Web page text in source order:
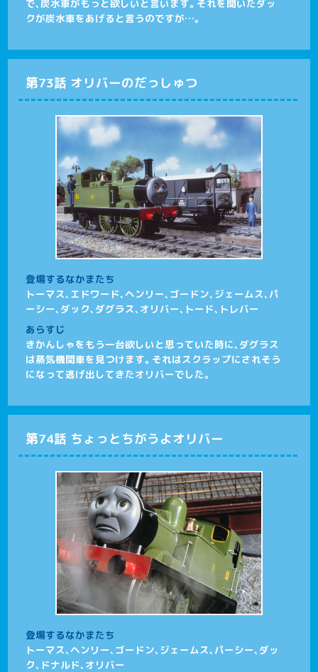
で、炭水車がもっと欲しいと言います。それを聞いたダッ
クが炭水車をあげると言うのですが…。
第73話 オリバーのだっしゅつ
登場するなかまたち
トーマス、エドワード、ヘンリー、ゴードン、ジェームス、パ
ーシー、ダック、ダグラス、オリバー、トード、トレバー
あらすじ
きかんしゃをもう一台欲しいと思っていた時に、ダグラス
は蒸気機関車を見つけます。それはスクラップにされそう
になって逃げ出してきたオリバーでした。
第74話 ちょっとちがうよオリバー
登場するなかまたち
トーマス、ヘンリー、ゴードン、ジェームス、パーシー、ダッ
ク、ドナルド、オリバー